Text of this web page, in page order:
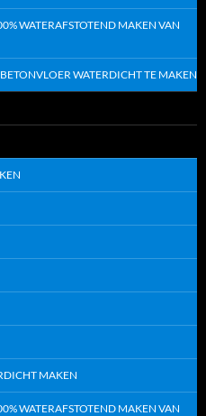
WATERAFSTOTEND MAKEN VAN
WATERDICHT TE MAKEN
MAKEN
WATERAFSTOTEND MAKEN VAN